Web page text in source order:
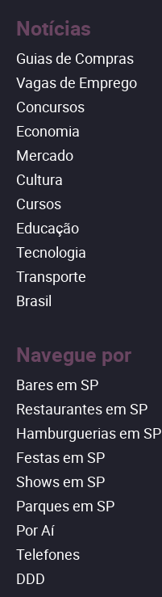
Notícias
Guias de Compras
Vagas de Emprego
Concursos
Economia
Mercado
Cultura
Cursos
Educação
Tecnologia
Transporte
Brasil
Navegue por
Bares em SP
Restaurantes em SP
Hamburguerias em SP
Festas em SP
Shows em SP
Parques em SP
Por Aí
Telefones
DDD